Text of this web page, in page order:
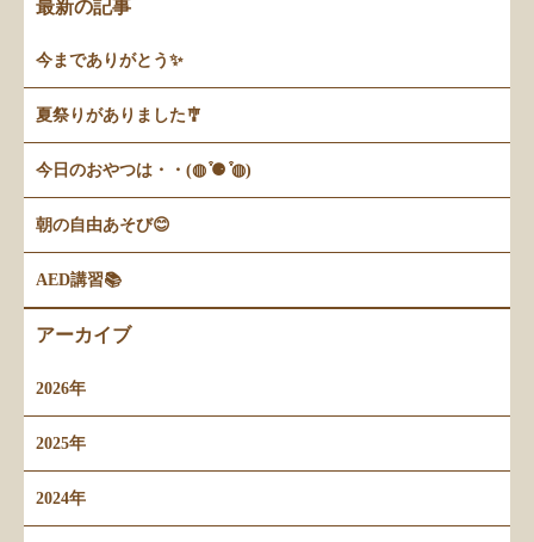
最新の記事
今までありがとう✨
夏祭りがありました🎐
今日のおやつは・・(◍ ͒⚈ ͒◍)
朝の自由あそび😊
AED講習📚
アーカイブ
2026年
2025年
2024年